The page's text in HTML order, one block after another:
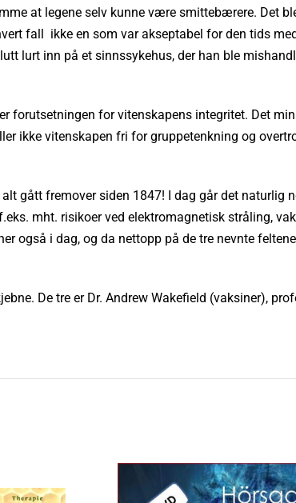
at legene selv kunne være smittebærere. Det
fall ikke en som var akseptabel for den tids
lurt inn på et sinnssykehus, der han ble
forutsetningen for vitenskapens integritet. Det
ikke vitenskapen fri for gruppetenkning og
gått fremover siden 1847! I dag går det naturlig
mht. risikoer ved elektromagnetisk stråling,
også i dag, og da nettopp på de tre nevnte
De tre er Dr. Andrew Wakefield (vaksiner),